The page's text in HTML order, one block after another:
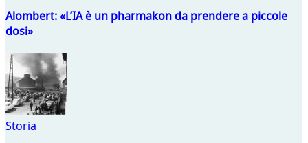
Alombert: «L’IA è un pharmakon da prendere a piccole
dosi»
Storia